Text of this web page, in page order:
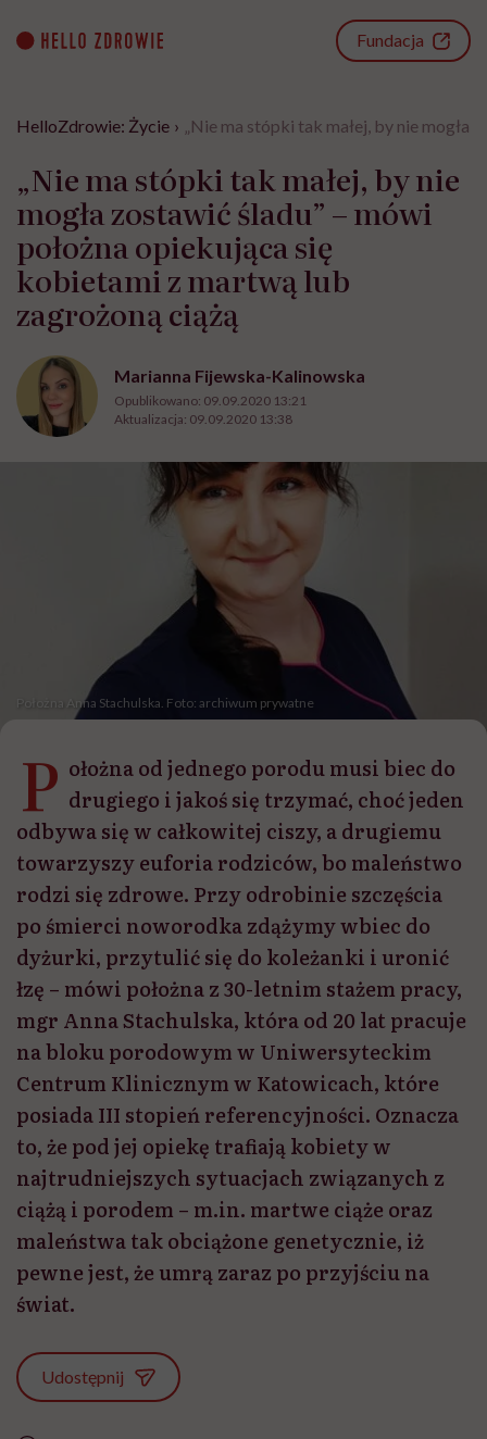
content
Fundacja
HelloZdrowie: Życie › „Nie ma stópki tak małej, by nie mogła
„Nie ma stópki tak małej, by nie
mogła zostawić śladu” – mówi
położna opiekująca się
kobietami z martwą lub
zagrożoną ciążą
Marianna Fijewska-Kalinowska
Opublikowano: 09.09.2020 13:21
Aktualizacja: 09.09.2020 13:38
Położna Anna Stachulska. Foto: archiwum prywatne
P ołożna od jednego porodu musi biec do
drugiego i jakoś się trzymać, choć jeden
odbywa się w całkowitej ciszy, a drugiemu
towarzyszy euforia rodziców, bo maleństwo
rodzi się zdrowe. Przy odrobinie szczęścia
po śmierci noworodka zdążymy wbiec do
dyżurki, przytulić się do koleżanki i uronić
łzę – mówi położna z 30-letnim stażem pracy,
mgr Anna Stachulska, która od 20 lat pracuje
na bloku porodowym w Uniwersyteckim
Centrum Klinicznym w Katowicach, które
posiada III stopień referencyjności. Oznacza
to, że pod jej opiekę trafiają kobiety w
najtrudniejszych sytuacjach związanych z
ciążą i porodem – m.in. martwe ciąże oraz
maleństwa tak obciążone genetycznie, iż
pewne jest, że umrą zaraz po przyjściu na
świat.
Udostępnij